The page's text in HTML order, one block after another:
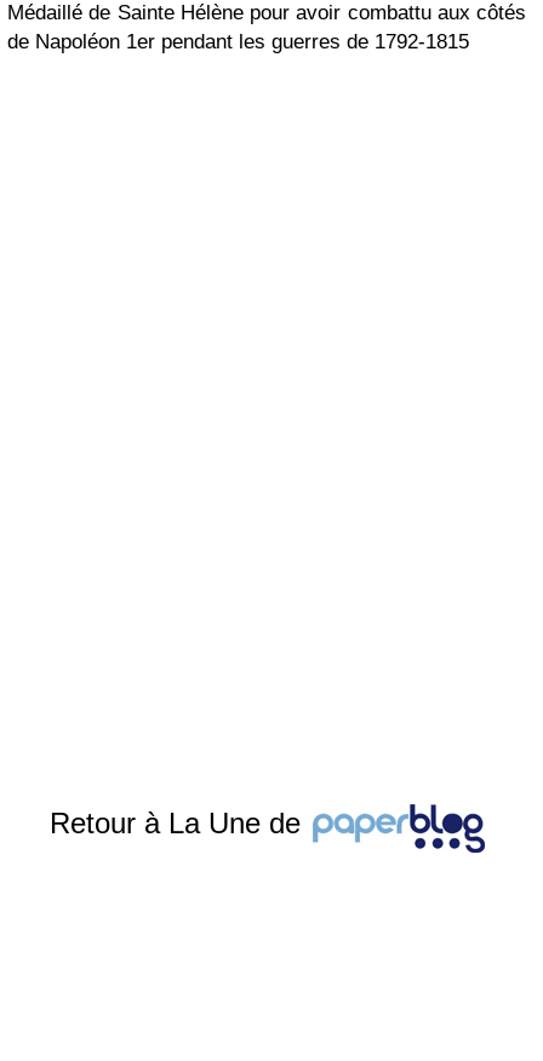
Médaillé de Sainte Hélène pour avoir combattu aux côtés
de Napoléon 1er pendant les guerres de 1792-1815
Retour à La Une de